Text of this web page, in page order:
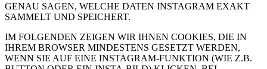
GENAU SAGEN, WELCHE DATEN INSTAGRAM EXAKT
SAMMELT UND SPEICHERT.
IM FOLGENDEN ZEIGEN WIR IHNEN COOKIES, DIE IN
IHREM BROWSER MINDESTENS GESETZT WERDEN,
WENN SIE AUF EINE INSTAGRAM-FUNKTION (WIE Z.B.